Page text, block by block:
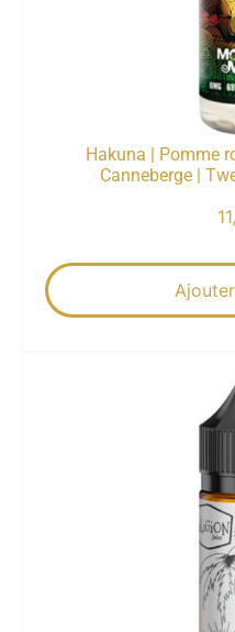
Hakuna | Pomme
Canneberge |